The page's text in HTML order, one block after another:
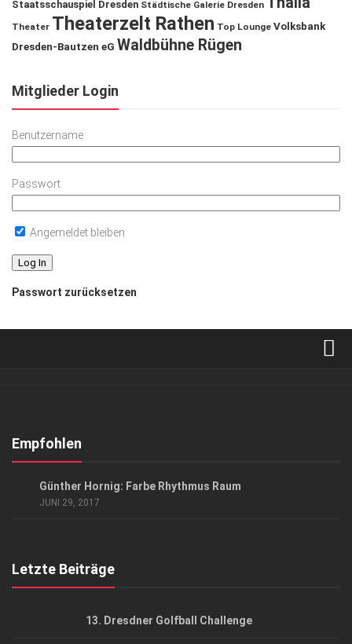
Staatsschauspiel Dresden Städtische Galerie Dresden
Theater Theaterzelt Rathen Top Lounge Volksbank
Dresden-Bautzen eG Waldbühne Rügen
Mitglieder Login
Benutzername
Passwort
Angemeldet bleiben
Passwort zurücksetzen
Kontakt, Impressum
Empfohlen
Günther Hornig: Farbe Rhythmus Raum
JUNI 29, 2017
Letzte Beiträge
13. Dresdner Golfball Challenge